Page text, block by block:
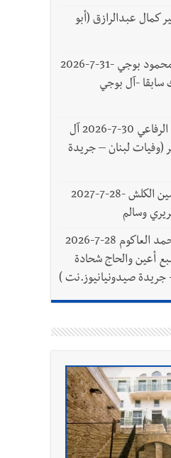
كمال عبدالرازق (أبو
وفاة الحاج مصطفى محمود بوجي -31-7-2026
-آل بوجي
وفاة الحاج نور الدين الرفاعي 30-7-2026 آل
(وفيات لبنان – جريدة
وفاة الحاج حسن حسين الكلش -28-7-2027
وسالم
وفاة الحاجة غزالة محمد العاكوم 28-7-2026
أعين والحاج شحادة
جريدة صيدونيانيوز.نت )